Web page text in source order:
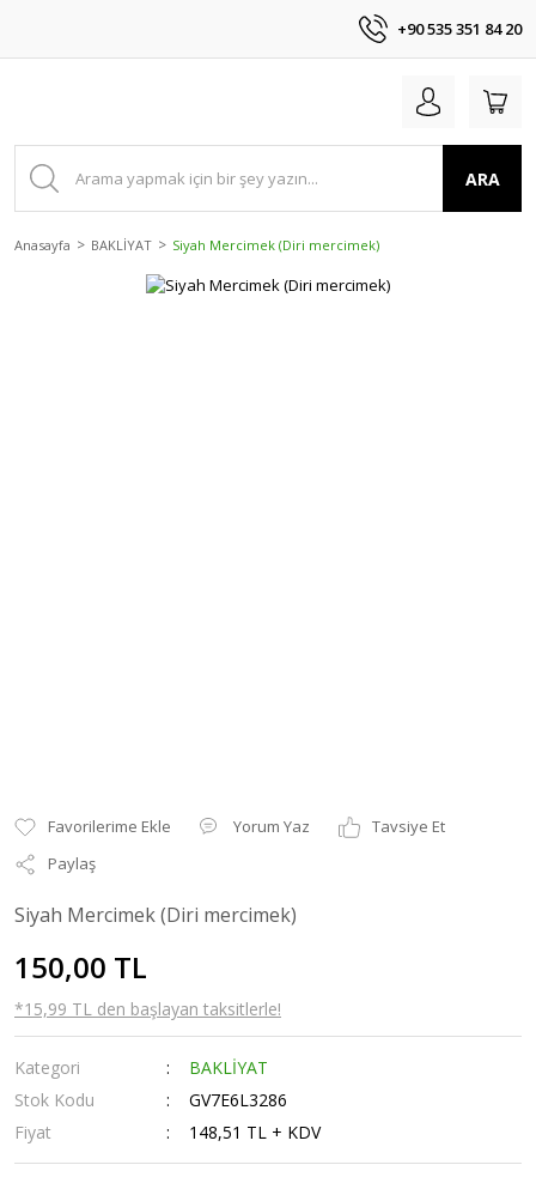
+90 535 351 84 20
ARA
Anasayfa BAKLİYAT Siyah Mercimek (Diri mercimek)
Yorum Yaz
Tavsiye Et
Paylaş
Siyah Mercimek (Diri mercimek)
150,00 TL
*15,99 TL den başlayan taksitlerle!
Kategori
BAKLİYAT
Stok Kodu
GV7E6L3286
Fiyat
148,51 TL + KDV